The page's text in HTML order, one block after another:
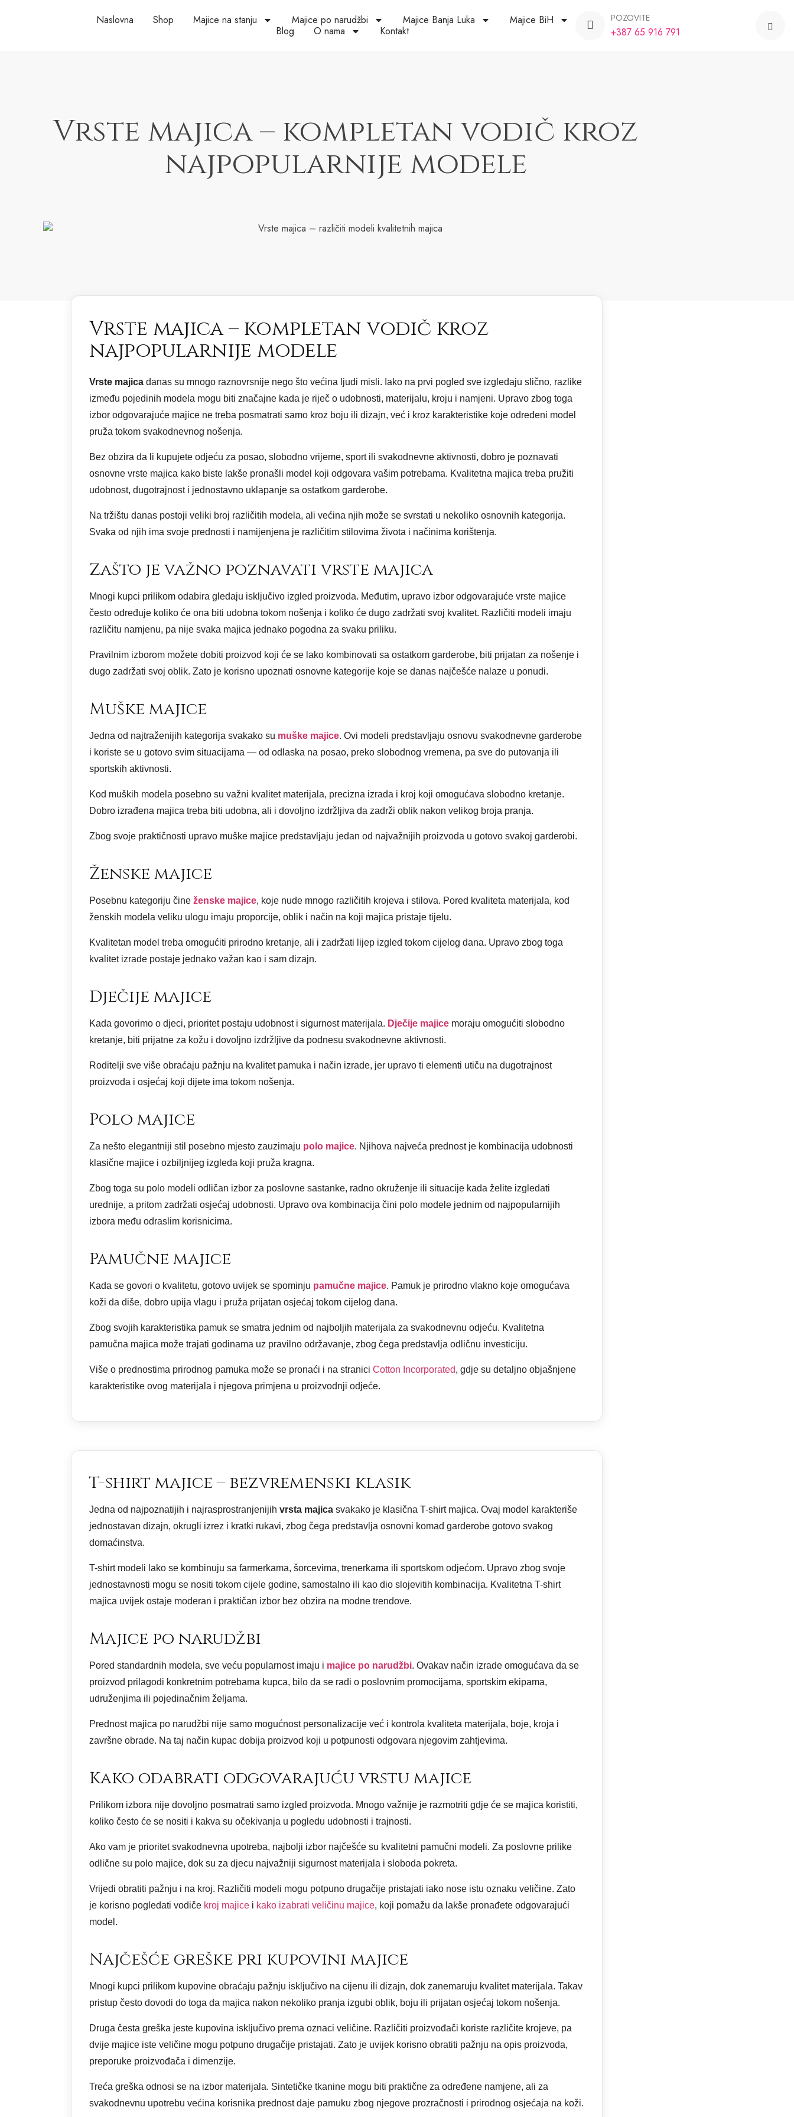
Naslovna Shop Majice na stanju Majice po narudžbi Majice Banja Luka
Majice BiH
Blog
O nama Kontakt
POZOVITE
+387 65 916 791
Vrste majica – kompletan vodič kroz
najpopularnije modele
Vrste majica – kompletan vodič kroz
najpopularnije modele
Vrste majica danas su mnogo raznovrsnije nego što većina ljudi misli. Iako na prvi pogled sve izgledaju slično, razlike
između pojedinih modela mogu biti značajne kada je riječ o udobnosti, materijalu, kroju i namjeni. Upravo zbog toga
izbor odgovarajuće majice ne treba posmatrati samo kroz boju ili dizajn, već i kroz karakteristike koje određeni model
pruža tokom svakodnevnog nošenja.
Bez obzira da li kupujete odjeću za posao, slobodno vrijeme, sport ili svakodnevne aktivnosti, dobro je poznavati
osnovne vrste majica kako biste lakše pronašli model koji odgovara vašim potrebama. Kvalitetna majica treba pružiti
udobnost, dugotrajnost i jednostavno uklapanje sa ostatkom garderobe.
Na tržištu danas postoji veliki broj različitih modela, ali većina njih može se svrstati u nekoliko osnovnih kategorija.
Svaka od njih ima svoje prednosti i namijenjena je različitim stilovima života i načinima korištenja.
Zašto je važno poznavati vrste majica
Mnogi kupci prilikom odabira gledaju isključivo izgled proizvoda. Međutim, upravo izbor odgovarajuće vrste majice
često određuje koliko će ona biti udobna tokom nošenja i koliko će dugo zadržati svoj kvalitet. Različiti modeli imaju
različitu namjenu, pa nije svaka majica jednako pogodna za svaku priliku.
Pravilnim izborom možete dobiti proizvod koji će se lako kombinovati sa ostatkom garderobe, biti prijatan za nošenje i
dugo zadržati svoj oblik. Zato je korisno upoznati osnovne kategorije koje se danas najčešće nalaze u ponudi.
Muške majice
Jedna od najtraženijih kategorija svakako su muške majice. Ovi modeli predstavljaju osnovu svakodnevne garderobe
i koriste se u gotovo svim situacijama — od odlaska na posao, preko slobodnog vremena, pa sve do putovanja ili
sportskih aktivnosti.
Kod muških modela posebno su važni kvalitet materijala, precizna izrada i kroj koji omogućava slobodno kretanje.
Dobro izrađena majica treba biti udobna, ali i dovoljno izdržljiva da zadrži oblik nakon velikog broja pranja.
Zbog svoje praktičnosti upravo muške majice predstavljaju jedan od najvažnijih proizvoda u gotovo svakoj garderobi.
Ženske majice
Posebnu kategoriju čine ženske majice, koje nude mnogo različitih krojeva i stilova. Pored kvaliteta materijala, kod
ženskih modela veliku ulogu imaju proporcije, oblik i način na koji majica pristaje tijelu.
Kvalitetan model treba omogućiti prirodno kretanje, ali i zadržati lijep izgled tokom cijelog dana. Upravo zbog toga
kvalitet izrade postaje jednako važan kao i sam dizajn.
Dječije majice
Kada govorimo o djeci, prioritet postaju udobnost i sigurnost materijala. Dječije majice moraju omogućiti slobodno
kretanje, biti prijatne za kožu i dovoljno izdržljive da podnesu svakodnevne aktivnosti.
Roditelji sve više obraćaju pažnju na kvalitet pamuka i način izrade, jer upravo ti elementi utiču na dugotrajnost
proizvoda i osjećaj koji dijete ima tokom nošenja.
Polo majice
Za nešto elegantniji stil posebno mjesto zauzimaju polo majice. Njihova najveća prednost je kombinacija udobnosti
klasične majice i ozbiljnijeg izgleda koji pruža kragna.
Zbog toga su polo modeli odličan izbor za poslovne sastanke, radno okruženje ili situacije kada želite izgledati
urednije, a pritom zadržati osjećaj udobnosti. Upravo ova kombinacija čini polo modele jednim od najpopularnijih
izbora među odraslim korisnicima.
Pamučne majice
Kada se govori o kvalitetu, gotovo uvijek se spominju pamučne majice. Pamuk je prirodno vlakno koje omogućava
koži da diše, dobro upija vlagu i pruža prijatan osjećaj tokom cijelog dana.
Zbog svojih karakteristika pamuk se smatra jednim od najboljih materijala za svakodnevnu odjeću. Kvalitetna
pamučna majica može trajati godinama uz pravilno održavanje, zbog čega predstavlja odličnu investiciju.
Više o prednostima prirodnog pamuka može se pronaći i na stranici Cotton Incorporated, gdje su detaljno objašnjene
karakteristike ovog materijala i njegova primjena u proizvodnji odjeće.
T-shirt majice – bezvremenski klasik
Jedna od najpoznatijih i najrasprostranjenijih vrsta majica svakako je klasična T-shirt majica. Ovaj model karakteriše
jednostavan dizajn, okrugli izrez i kratki rukavi, zbog čega predstavlja osnovni komad garderobe gotovo svakog
domaćinstva.
T-shirt modeli lako se kombinuju sa farmerkama, šorcevima, trenerkama ili sportskom odjećom. Upravo zbog svoje
jednostavnosti mogu se nositi tokom cijele godine, samostalno ili kao dio slojevitih kombinacija. Kvalitetna T-shirt
majica uvijek ostaje moderan i praktičan izbor bez obzira na modne trendove.
Majice po narudžbi
Pored standardnih modela, sve veću popularnost imaju i majice po narudžbi. Ovakav način izrade omogućava da se
proizvod prilagodi konkretnim potrebama kupca, bilo da se radi o poslovnim promocijama, sportskim ekipama,
udruženjima ili pojedinačnim željama.
Prednost majica po narudžbi nije samo mogućnost personalizacije već i kontrola kvaliteta materijala, boje, kroja i
završne obrade. Na taj način kupac dobija proizvod koji u potpunosti odgovara njegovim zahtjevima.
Kako odabrati odgovarajuću vrstu majice
Prilikom izbora nije dovoljno posmatrati samo izgled proizvoda. Mnogo važnije je razmotriti gdje će se majica koristiti,
koliko često će se nositi i kakva su očekivanja u pogledu udobnosti i trajnosti.
Ako vam je prioritet svakodnevna upotreba, najbolji izbor najčešće su kvalitetni pamučni modeli. Za poslovne prilike
odlične su polo majice, dok su za djecu najvažniji sigurnost materijala i sloboda pokreta.
Vrijedi obratiti pažnju i na kroj. Različiti modeli mogu potpuno drugačije pristajati iako nose istu oznaku veličine. Zato
je korisno pogledati vodiče kroj majice i kako izabrati veličinu majice, koji pomažu da lakše pronađete odgovarajući
model.
Najčešće greške pri kupovini majice
Mnogi kupci prilikom kupovine obraćaju pažnju isključivo na cijenu ili dizajn, dok zanemaruju kvalitet materijala. Takav
pristup često dovodi do toga da majica nakon nekoliko pranja izgubi oblik, boju ili prijatan osjećaj tokom nošenja.
Druga česta greška jeste kupovina isključivo prema oznaci veličine. Različiti proizvođači koriste različite krojeve, pa
dvije majice iste veličine mogu potpuno drugačije pristajati. Zato je uvijek korisno obratiti pažnju na opis proizvoda,
preporuke proizvođača i dimenzije.
Treća greška odnosi se na izbor materijala. Sintetičke tkanine mogu biti praktične za određene namjene, ali za
svakodnevnu upotrebu većina korisnika prednost daje pamuku zbog njegove prozračnosti i prirodnog osjećaja na koži.